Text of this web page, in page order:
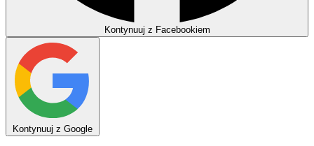
Kontynuuj z Facebookiem
Kontynuuj z Google